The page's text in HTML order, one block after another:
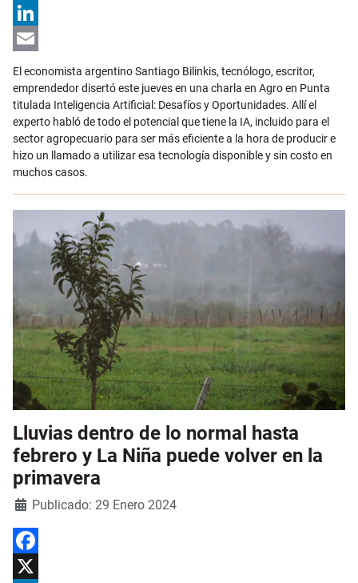
X
LinkedIn
Email
El economista argentino Santiago Bilinkis, tecnólogo, escritor,
emprendedor disertó este jueves en una charla en Agro en Punta
titulada Inteligencia Artificial: Desafíos y Oportunidades. Allí el
experto habló de todo el potencial que tiene la IA, incluido para el
sector agropecuario para ser más eficiente a la hora de producir e
hizo un llamado a utilizar esa tecnología disponible y sin costo en
muchos casos.
Lluvias dentro de lo normal hasta
febrero y La Niña puede volver en la
primavera
DetallesPublicado: 29 Enero 2024
Facebook